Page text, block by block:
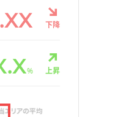
下降
% 上昇